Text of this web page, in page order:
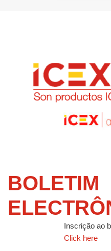
BOLETIM
Inscrição ao
Click here